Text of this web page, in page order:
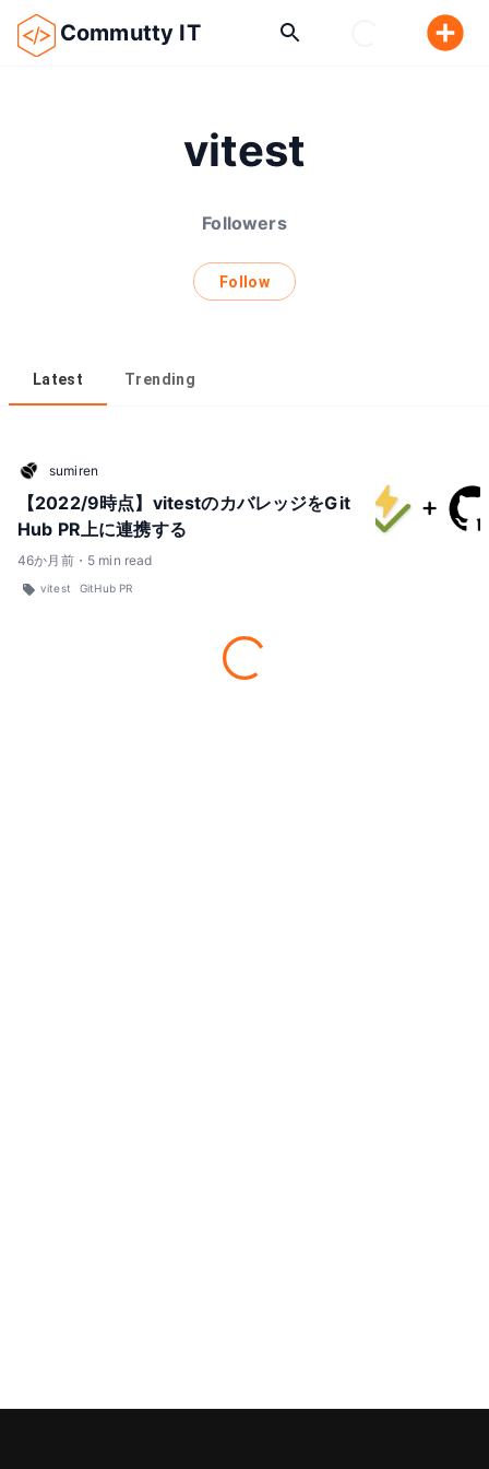
Commutty IT
vitest
Followers
Follow
Latest Trending
sumiren
【2022/9時点】vitestのカバレッジをGit
Hub PR上に連携する
46か月前・ 5 min read
vitest GitHub PR